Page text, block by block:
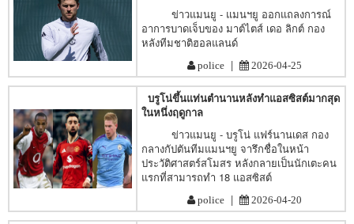
ข่าวแมนยู - แมนฯยู ออกแถลงการณ์
อาการบาดเจ็บของ มาต์ไตส์ เดอ ลิกต์ กอง
หลังทีมชาติฮอลแลนด์
police | 2026-04-25
บรูโน่ขึ้นแท่นตำนานหลังทำแอสซิสต์มากสุด
ในหนึ่งฤดูกาล
ข่าวแมนยู - บรูโน่ แฟร์นานเดส กอง
กลางกัปตันทีมแมนฯยู จารึกชื่อในหน้า
ประวัติศาสตร์สโมสร หลังกลายเป็นนักเตะคน
แรกที่สามารถทำ 18 แอสซิสต์
police | 2026-04-20